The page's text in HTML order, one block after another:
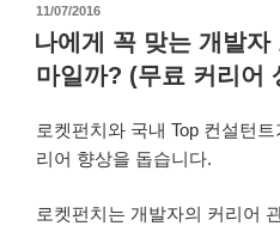
작
성
일
자
11/07/2016
나에게 꼭 맞는 개발자
마일까? (무료 커리어
로켓펀치와 국내 Top 컨설턴
리어 향상을 돕습니다.
로켓펀치는 개발자의 커리어